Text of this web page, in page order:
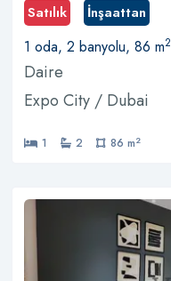
Satılık İnşaattan
1 oda, 2 banyolu, 86 m2
Daire
Expo City / Dubai
1 2 86 m2